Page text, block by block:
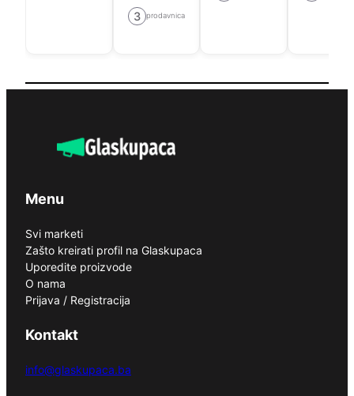
3 prodavnica
Menu
Svi marketi
Zašto kreirati profil na Glaskupaca
Uporedite proizvode
O nama
Prijava / Registracija
Kontakt
info@glaskupaca.ba